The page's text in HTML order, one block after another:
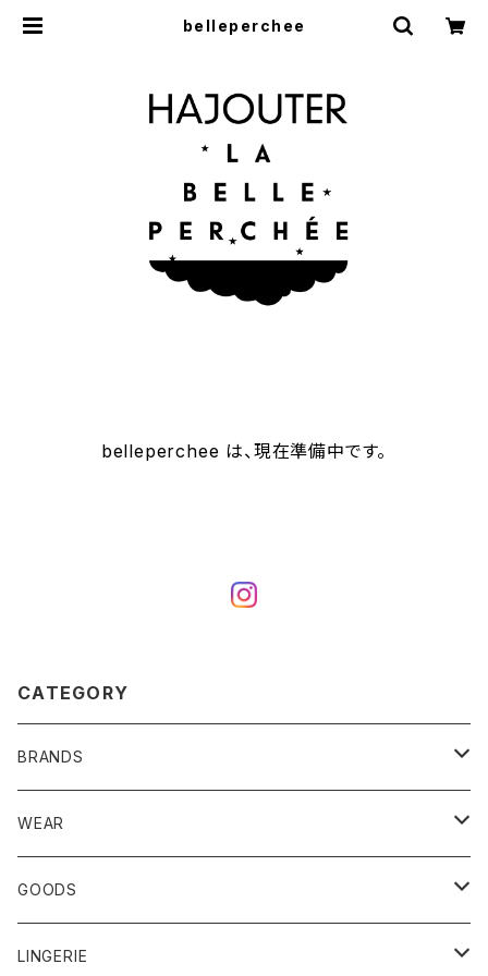
belleperchee
belleperchee は、現在準備中です。
CATEGORY
BRANDS
YLEVE
ebure
SPELTA
WEAR
Tops
Bottom
GOODS
Accessory
LINGERIE